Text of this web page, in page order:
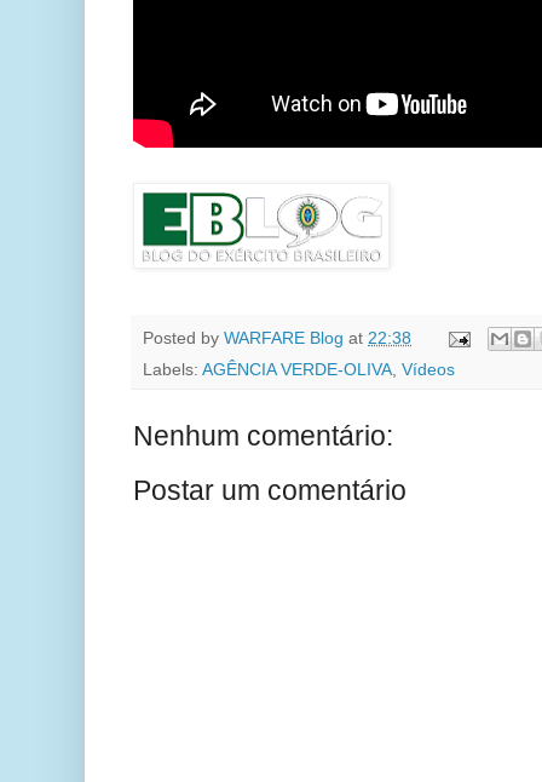
Posted by WARFARE Blog at 22:38
Labels: AGÊNCIA VERDE-OLIVA, Vídeos
Nenhum comentário:
Postar um comentário